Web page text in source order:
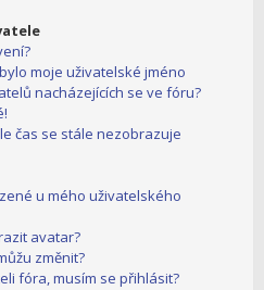
moje uživatelské jméno
nacházejících se ve fóru?
čas se stále nezobrazuje
u mého uživatelského
avatar?
změnit?
fóra, musím se přihlásit?